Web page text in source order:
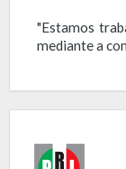
"Estamos
mediante a